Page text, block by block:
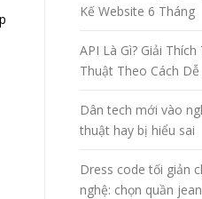
Kế Website 6 Tháng
API Là Gì? Giải
Thuật Theo Cách Dễ
Dân tech mới vào
thuật hay bị hiểu sai
Dress code tối giản
nghệ: chọn quần